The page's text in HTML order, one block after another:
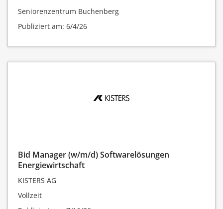
Seniorenzentrum Buchenberg
Publiziert am: 6/4/26
Bid Manager (w/m/d) Softwarelösungen
Energiewirtschaft
KISTERS AG
Vollzeit